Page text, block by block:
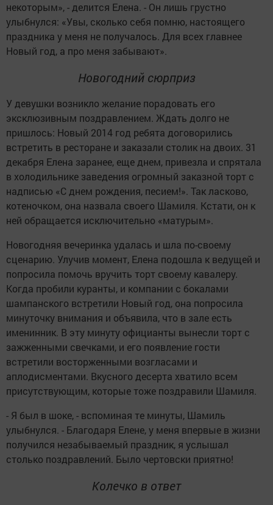
некоторым», - делится Елена. - Он лишь грустно
улыбнулся: «Увы, сколько себя помню, настоящего
праздника у меня не получалось. Для всех главнее
Новый год, а про меня забывают».
Новогодний сюрприз
У девушки возникло желание порадовать его
эксклюзивным поздравлением. Ждать долго не
пришлось: Новый 2014 год ребята договорились
встретить в ресторане и заказали столик на двоих. 31
декабря Елена заранее, еще днем, привезла и спрятала
в холодильнике заведения огромный заказной торт с
надписью «С днем рождения, песием!». Так ласково,
котеночком, она назвала своего Шамиля. Кстати, он к
ней обращается исключительно «матурым».
Новогодняя вечеринка удалась и шла по-своему
сценарию. Улучив момент, Елена подошла к ведущей и
попросила помочь вручить торт своему кавалеру.
Когда пробили куранты, и компании с бокалами
шампанского встретили Новый год, она попросила
минуточку внимания и объявила, что в зале есть
именинник. В эту минуту официанты вынесли торт с
зажженными свечками, и его появление гости
встретили восторженными возгласами и
аплодисментами. Вкусного десерта хватило всем
присутствующим, которые тоже поздравили Шамиля.
- Я был в шоке, - вспоминая те минуты, Шамиль
улыбнулся. - Благодаря Елене, у меня впервые в жизни
получился незабываемый праздник, я услышал
столько поздравлений. Было чертовски приятно!
Колечко в ответ